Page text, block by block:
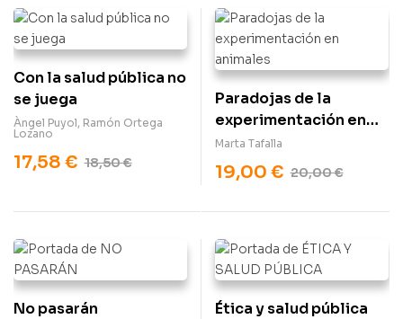
Con la salud pública no
se juega
Àngel Puyol, Ramón Ortega
Lozano
18,50€
17,58 €
Paradojas de la
experimentación en
animales
Marta Tafalla
20,00€
19,00 €
No pasarán Ética y salud pública